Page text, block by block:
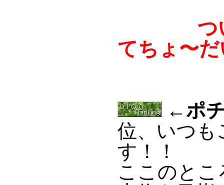
ついで
てちょ〜
←ポ
位、いつも
す！！
ここのと